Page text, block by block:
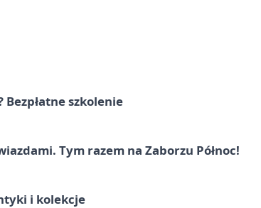
szkolenie
Tym razem na Zaborzu Północ!
i kolekcje